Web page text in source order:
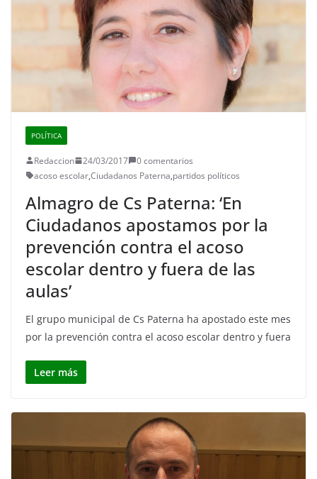
POLÍTICA
Redaccion 24/03/2017
0 comentarios
acoso escolar,Ciudadanos Paterna,partidos políticos
Almagro de Cs Paterna: ‘En
Ciudadanos apostamos por la
prevención contra el acoso
escolar dentro y fuera de las
aulas’
El grupo municipal de Cs Paterna ha apostado este mes
por la prevención contra el acoso escolar dentro y fuera
Leer más